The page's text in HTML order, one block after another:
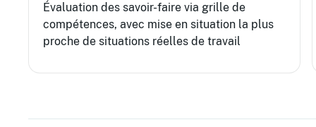
Évaluation des savoir-faire via grille de
compétences, avec mise en situation la plus
proche de situations réelles de travail